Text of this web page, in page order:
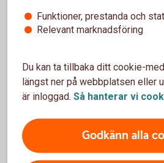
Avkastning per år (%)
172
Insättningar från dig är 120
Funktioner, prestanda och
Relevant marknadsföring
Du kan ta tillbaka ditt cookie-
längst ner på webbplatsen eller
är inloggad. Så hanterar vi
Godkänn alla